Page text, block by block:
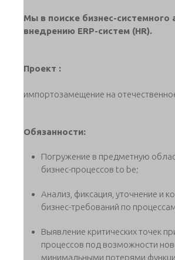
Мы в поиске бизнес-системного
внедрению ERP-систем (HR).
Проект :
импортозамещение на
Обязанности:
Погружение в предметную
бизнес-процессов to be;
Анализ, фиксация, уточнение и
бизнес-требований по
Выявление критических точек
процессов под возможности
минимальными потерями